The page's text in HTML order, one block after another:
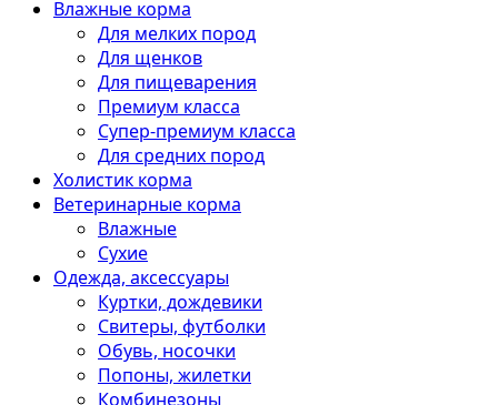
Влажные корма
Для мелких пород
Для щенков
Для пищеварения
Премиум класса
Супер-премиум класса
Для средних пород
Холистик корма
Ветеринарные корма
Влажные
Сухие
Одежда, аксессуары
Куртки, дождевики
Свитеры, футболки
Обувь, носочки
Попоны, жилетки
Комбинезоны